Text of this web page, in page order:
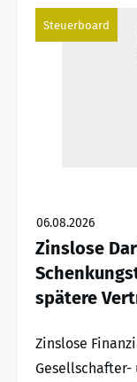
Steuerboard
06.08.2026
Zinslose
spätere
Zinslose